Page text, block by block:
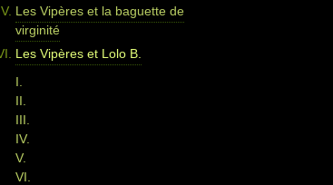
Les Vipères et la baguette de
virginité
Les Vipères et Lolo B.
I.
II.
III.
IV.
V.
VI.